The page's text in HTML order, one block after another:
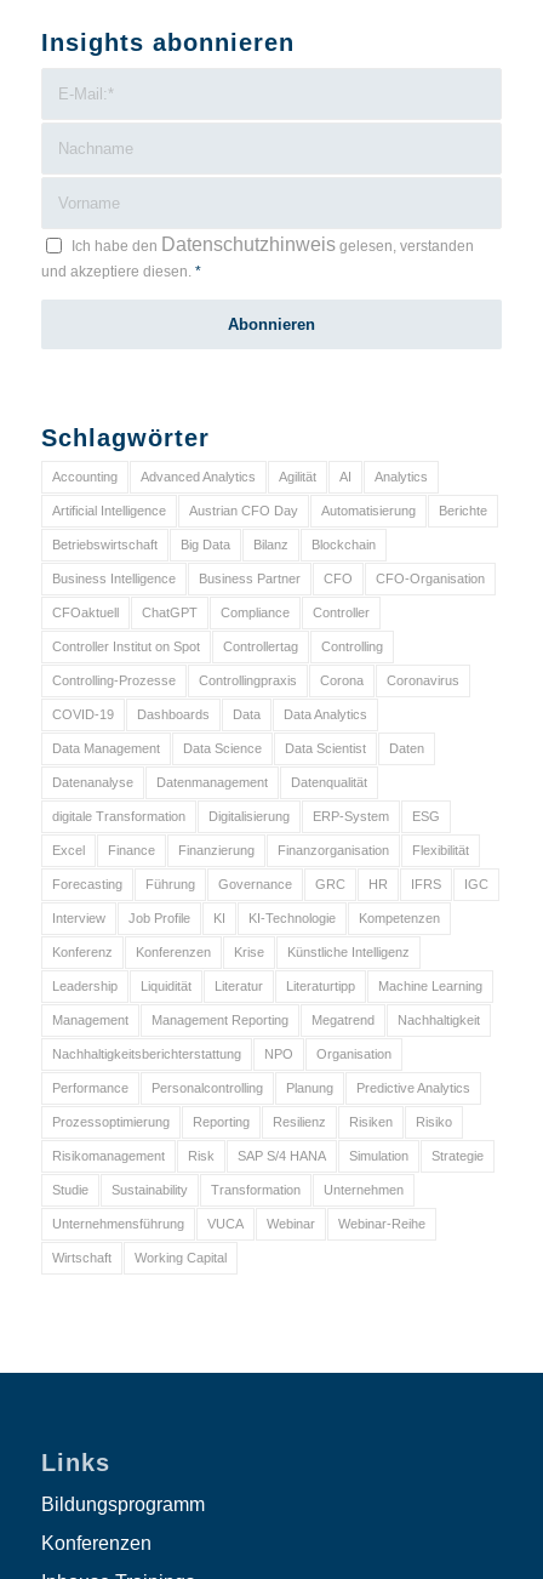
Insights abonnieren
Ich habe den Datenschutzhinweisgelesen, verstanden
und akzeptiere diesen. *
Schlagwörter
Accounting Advanced Analytics Agilität AI Analytics
Artificial Intelligence Austrian CFO Day Automatisierung Berichte
Betriebswirtschaft Big Data Bilanz Blockchain
Business Intelligence Business Partner CFO CFO-Organisation
CFOaktuell ChatGPT Compliance Controller
Controller Institut on Spot Controllertag Controlling
Controlling-Prozesse Controllingpraxis Corona Coronavirus
COVID-19 Dashboards Data Data Analytics
Data Management Data Science Data Scientist Daten
Datenanalyse Datenmanagement Datenqualität
digitale Transformation Digitalisierung ERP-System ESG
Excel Finance Finanzierung Finanzorganisation Flexibilität
Forecasting Führung Governance GRC HR IFRS IGC
Interview Job Profile KI KI-Technologie Kompetenzen
Konferenz Konferenzen Krise Künstliche Intelligenz
Leadership Liquidität Literatur Literaturtipp Machine Learning
Management Management Reporting Megatrend Nachhaltigkeit
Nachhaltigkeitsberichterstattung NPO Organisation
Performance Personalcontrolling Planung Predictive Analytics
Prozessoptimierung Reporting Resilienz Risiken Risiko
Risikomanagement Risk SAP S/4 HANA Simulation Strategie
Studie Sustainability Transformation Unternehmen
Unternehmensführung VUCA Webinar Webinar-Reihe
Wirtschaft Working Capital
Links
Bildungsprogramm
Konferenzen